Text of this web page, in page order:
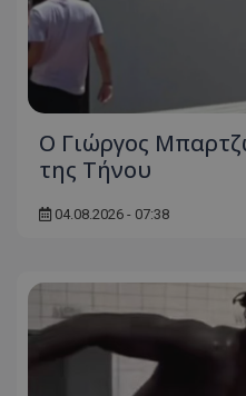
Ο Γιώργος
της Τήνου
04.08.2026 - 07:38